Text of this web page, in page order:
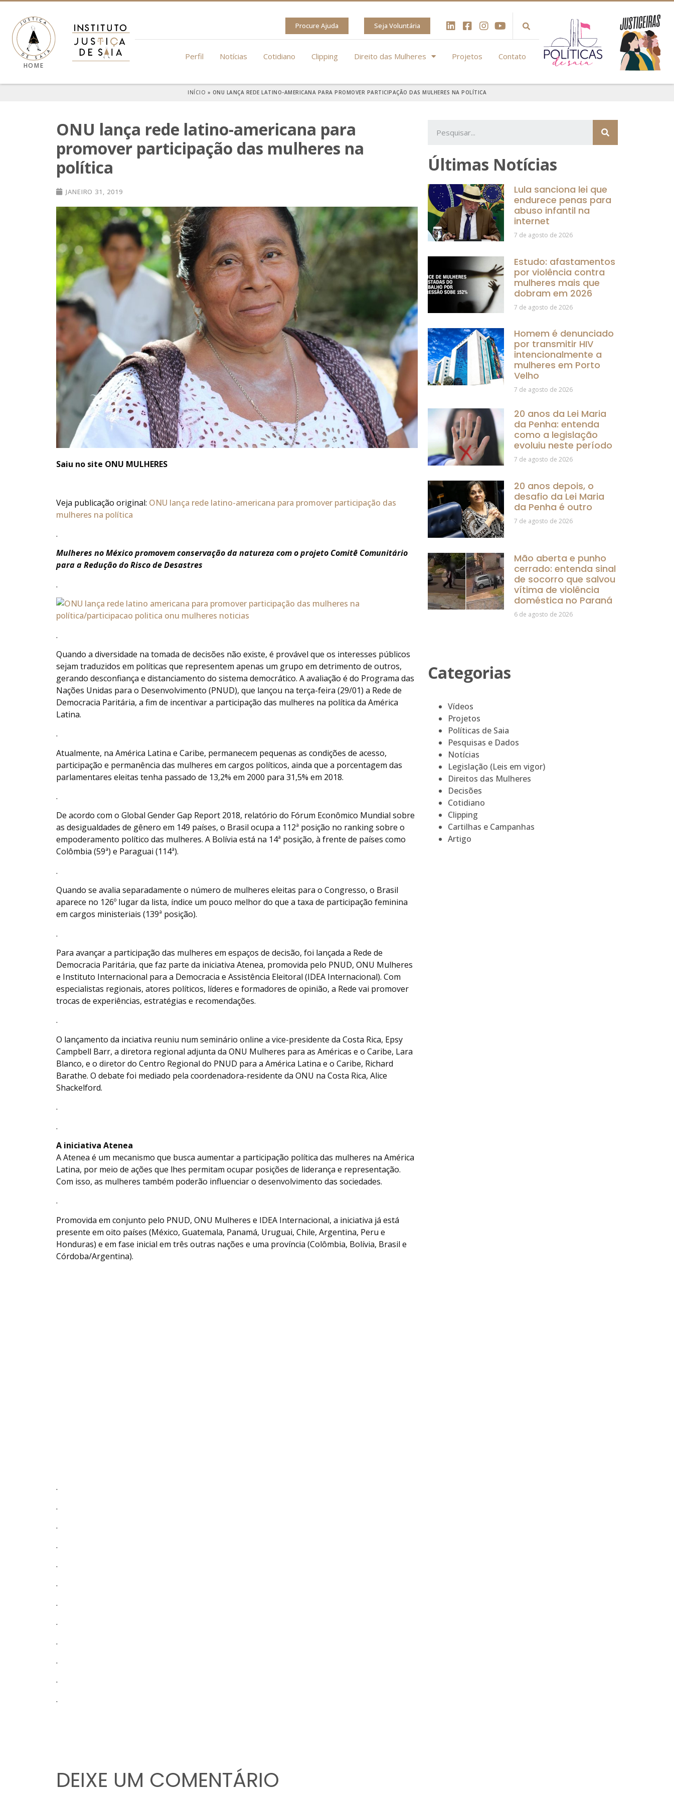
HOME
Procure Ajuda Seja Voluntária
Perfil Notícias Cotidiano Clipping Direito das Mulheres Projetos Contato
INÍCIO » ONU LANÇA REDE LATINO-AMERICANA PARA PROMOVER PARTICIPAÇÃO DAS MULHERES NA POLÍTICA
ONU lança rede latino-americana para
promover participação das mulheres na
política
JANEIRO 31, 2019
Saiu no site ONU MULHERES
Veja publicação original: ONU lança rede latino-americana para promover participação das
mulheres na política
.
Mulheres no México promovem conservação da natureza com o projeto Comitê Comunitário
para a Redução do Risco de Desastres
.
.
Quando a diversidade na tomada de decisões não existe, é provável que os interesses públicos
sejam traduzidos em políticas que representem apenas um grupo em detrimento de outros,
gerando desconfiança e distanciamento do sistema democrático. A avaliação é do Programa das
Nações Unidas para o Desenvolvimento (PNUD), que lançou na terça-feira (29/01) a Rede de
Democracia Paritária, a fim de incentivar a participação das mulheres na política da América
Latina.
.
Atualmente, na América Latina e Caribe, permanecem pequenas as condições de acesso,
participação e permanência das mulheres em cargos políticos, ainda que a porcentagem das
parlamentares eleitas tenha passado de 13,2% em 2000 para 31,5% em 2018.
.
De acordo com o Global Gender Gap Report 2018, relatório do Fórum Econômico Mundial sobre
as desigualdades de gênero em 149 países, o Brasil ocupa a 112ª posição no ranking sobre o
empoderamento político das mulheres. A Bolívia está na 14ª posição, à frente de países como
Colômbia (59ª) e Paraguai (114ª).
.
Quando se avalia separadamente o número de mulheres eleitas para o Congresso, o Brasil
aparece no 126º lugar da lista, índice um pouco melhor do que a taxa de participação feminina
em cargos ministeriais (139ª posição).
.
Para avançar a participação das mulheres em espaços de decisão, foi lançada a Rede de
Democracia Paritária, que faz parte da iniciativa Atenea, promovida pelo PNUD, ONU Mulheres
e Instituto Internacional para a Democracia e Assistência Eleitoral (IDEA Internacional). Com
especialistas regionais, atores políticos, líderes e formadores de opinião, a Rede vai promover
trocas de experiências, estratégias e recomendações.
.
O lançamento da inciativa reuniu num seminário online a vice-presidente da Costa Rica, Epsy
Campbell Barr, a diretora regional adjunta da ONU Mulheres para as Américas e o Caribe, Lara
Blanco, e o diretor do Centro Regional do PNUD para a América Latina e o Caribe, Richard
Barathe. O debate foi mediado pela coordenadora-residente da ONU na Costa Rica, Alice
Shackelford.
.
.
A iniciativa Atenea
A Atenea é um mecanismo que busca aumentar a participação política das mulheres na América
Latina, por meio de ações que lhes permitam ocupar posições de liderança e representação.
Com isso, as mulheres também poderão influenciar o desenvolvimento das sociedades.
.
Promovida em conjunto pelo PNUD, ONU Mulheres e IDEA Internacional, a iniciativa já está
presente em oito países (México, Guatemala, Panamá, Uruguai, Chile, Argentina, Peru e
Honduras) e em fase inicial em três outras nações e uma província (Colômbia, Bolívia, Brasil e
Córdoba/Argentina).
.
.
.
.
.
.
.
.
.
.
.
.
DEIXE UM COMENTÁRIO
Últimas Notícias
Lula sanciona lei que
endurece penas para
abuso infantil na
internet
7 de agosto de 2026
Estudo: afastamentos
por violência contra
mulheres mais que
dobram em 2026
7 de agosto de 2026
Homem é denunciado
por transmitir HIV
intencionalmente a
mulheres em Porto
Velho
7 de agosto de 2026
20 anos da Lei Maria
da Penha: entenda
como a legislação
evoluiu neste período
7 de agosto de 2026
20 anos depois, o
desafio da Lei Maria
da Penha é outro
7 de agosto de 2026
Mão aberta e punho
cerrado: entenda sinal
de socorro que salvou
vítima de violência
doméstica no Paraná
6 de agosto de 2026
Categorias
Vídeos
Projetos
Políticas de Saia
Pesquisas e Dados
Notícias
Legislação (Leis em vigor)
Direitos das Mulheres
Decisões
Cotidiano
Clipping
Cartilhas e Campanhas
Artigo